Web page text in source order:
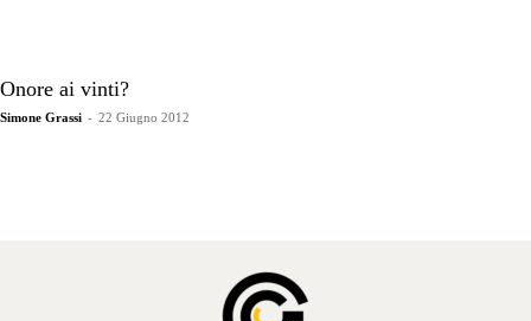
Onore ai vinti?
Simone Grassi - 22 Giugno 2012